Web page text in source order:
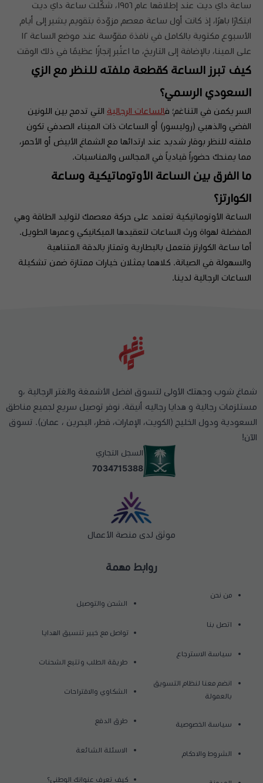
ساعة داي ديت عند إطلاقها عام ١٩٥٦، شكّلت ساعة داي ديت
ابتكارًا باهرًا، إذ كانت أول ساعة معصم مزوّدة بتقويم يشير إلى أيام
الأسبوع مكتوبة بالكامل في نافذة مقوّسة عند موضع الساعة ١۲
على المينا، بالإضافة إلى التاريخ، ما اعتُبر إنجازًا عظيمًا في ذلك الوقت
كيف تبرز الساعة كقطعة ملفته للنظر مع الزي
السعودي الرسمي؟
السر يكمن في التناغم؛ فالساعات الرجالية التي تدمج بين اللونين
الفضي والذهبي (روليسور) أو الساعات ذات الميناء الصدفي تكون
ملفته للنظر بوقار شديد عند ارتدائها مع الشماغ الأبيض أو الأحمر،
مما يمنحك حضوراً قيادياً في المجالس والمناسبات.
ما الفرق بين الساعة الأوتوماتيكية وساعة
الكوارتز؟
الساعة الأوتوماتيكية تعتمد على حركة معصمك لتوليد الطاقة وهي
المفضلة لهواة ورث الساعات لتعقيدها الميكانيكي وعمرها الطويل.
أما ساعة الكوارتز فتعمل بالبطارية وتمتاز بالدقة المتناهية
والسهولة في الصيانة. كلاهما يمثلان خيارات ممتازة ضمن تشكيلة
الساعات الرجالية لدينا.
روابط مهمة
من نحن
اتصل بنا
سياسة الاسترجاع
انضم معنا لنظام التسويق
بالعمولة
سياسة الخصوصية
الشروط والاحكام
الشحن والتوصيل
تواصل مع خبير تنسيق الهدايا
طريقة الطلب وتتبع الشحنات
الشكاوي والاقتراحات
طرق الدفع
الاسئلة الشائعة
كيف تعرف عنوانك الوطني؟
شماغ شوب وجهتك الأولى لتسوق افضل الأشمغة والغتر الرجالية ،و
مستلزمات رجالية و هدايا رجاليه أنيقة. نوفر توصيل سريع لجميع مناطق
السعودية ودول الخليج (الكويت، الإمارات، قطر، البحرين ، عمان). تسوق
الآن!
السجل التجاري
7034715388
موثق لدى منصة الأعمال